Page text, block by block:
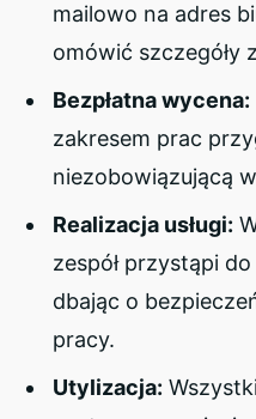
mailowo na adres
omówić szczegóły
Bezpłatna wycena:
zakresem prac
niezobowiązującą
Realizacja usługi:
zespół przystąpi
dbając o
pracy.
Utylizacja: